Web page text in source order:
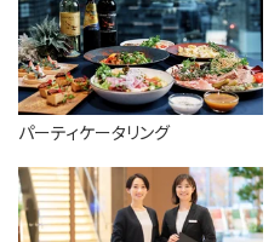
パーティケータリング